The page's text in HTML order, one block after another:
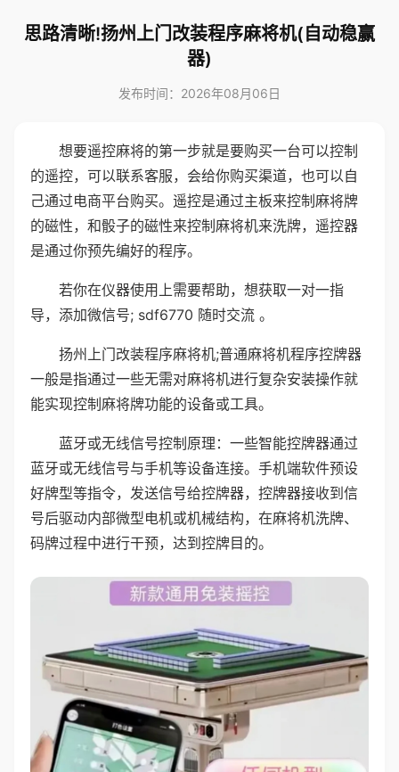
思路清晰!扬州上门改装程序麻将机(自动稳赢
器)
发布时间：2026年08月06日
想要遥控麻将的第一步就是要购买一台可以控制
的遥控，可以联系客服，会给你购买渠道，也可以自
己通过电商平台购买。遥控是通过主板来控制麻将牌
的磁性，和骰子的磁性来控制麻将机来洗牌，遥控器
是通过你预先编好的程序。
若你在仪器使用上需要帮助，想获取一对一指
导，添加微信号; sdf6770 随时交流 。
扬州上门改装程序麻将机;普通麻将机程序控牌器
一般是指通过一些无需对麻将机进行复杂安装操作就
能实现控制麻将牌功能的设备或工具。
蓝牙或无线信号控制原理：一些智能控牌器通过
蓝牙或无线信号与手机等设备连接。手机端软件预设
好牌型等指令，发送信号给控牌器，控牌器接收到信
号后驱动内部微型电机或机械结构，在麻将机洗牌、
码牌过程中进行干预，达到控牌目的。